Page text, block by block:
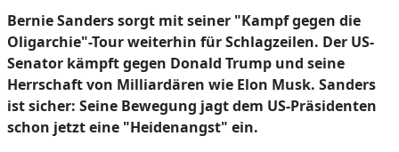
Bernie Sanders sorgt mit seiner "Kampf gegen die
Oligarchie"-Tour weiterhin für Schlagzeilen. Der US-
Senator kämpft gegen Donald Trump und seine
Herrschaft von Milliardären wie Elon Musk. Sanders
ist sicher: Seine Bewegung jagt dem US-Präsidenten
schon jetzt eine "Heidenangst" ein.